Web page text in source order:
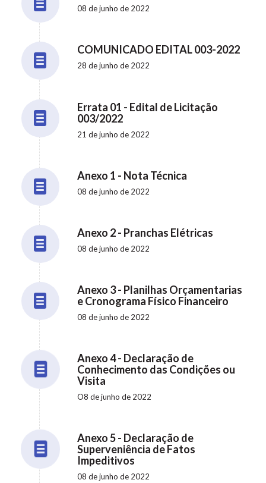
08 de junho de 2022
COMUNICADO EDITAL 003-2022
28 de junho de 2022
Errata 01 - Edital de Licitação
003/2022
21 de junho de 2022
Anexo 1 - Nota Técnica
08 de junho de 2022
Anexo 2 - Pranchas Elétricas
08 de junho de 2022
Anexo 3 - Planilhas Orçamentarias
e Cronograma Físico Financeiro
08 de junho de 2022
Anexo 4 - Declaração de
Conhecimento das Condições ou
Visita
O8 de junho de 2022
Anexo 5 - Declaração de
Superveniência de Fatos
Impeditivos
08 de junho de 2022